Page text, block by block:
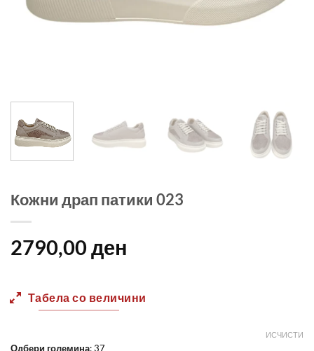
Кожни драп патики 023
2790,00 ден
Табела со величини
Одбери големина:37
ИСЧИСТИ